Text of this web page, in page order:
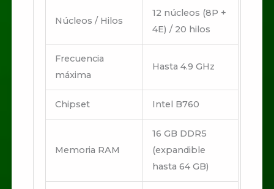
Núcleos / Hilos
12 núcleos (8P +
4E) / 20 hilos
Frecuencia
máxima
Hasta 4.9 GHz
Chipset Intel B760
Memoria RAM
16 GB DDR5
(expandible
hasta 64 GB)